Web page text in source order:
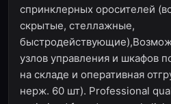
спринклерных оросителей
скрытые, стеллажные,
узлов управления и шкафов
на складе и оперативная
нерж. 60 шт). Professional